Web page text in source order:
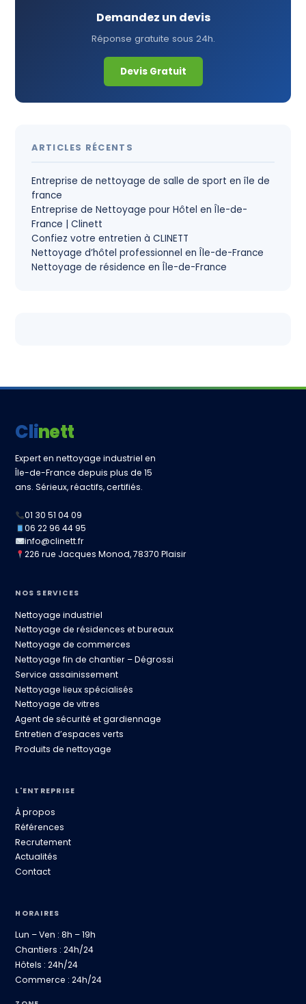
Demandez un devis
Réponse gratuite sous 24h.
Devis Gratuit
ARTICLES RÉCENTS
Entreprise de nettoyage de salle de sport en île de
france
Entreprise de Nettoyage pour Hôtel en Île-de-
France | Clinett
Confiez votre entretien à CLINETT
Nettoyage d’hôtel professionnel en Île-de-France
Nettoyage de résidence en Île-de-France
Clinett
Expert en nettoyage industriel en
Île-de-France depuis plus de 15
ans. Sérieux, réactifs, certifiés.
01 30 51 04 09
06 22 96 44 95
info@clinett.fr
226 rue Jacques Monod, 78370 Plaisir
NOS SERVICES
Nettoyage industriel
Nettoyage de résidences et bureaux
Nettoyage de commerces
Nettoyage fin de chantier – Dégrossi
Service assainissement
Nettoyage lieux spécialisés
Nettoyage de vitres
Agent de sécurité et gardiennage
Entretien d’espaces verts
Produits de nettoyage
L'ENTREPRISE
À propos
Références
Recrutement
Actualités
Contact
HORAIRES
Lun – Ven : 8h – 19h
Chantiers : 24h/24
Hôtels : 24h/24
Commerce : 24h/24